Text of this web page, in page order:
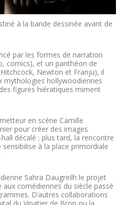
à la bande dessinée avant de
par les formes de narration
comics), et un panthéon de
Newton et Franju), il
mythologies hollywoodiennes
figures hiératiques miment
en scène Camille
pour créer des images
décalé ; plus tard, la rencontre
à la place primordiale
Sahra Daugreilh le projet
comédiennes du siècle passé
D’autres collaborations